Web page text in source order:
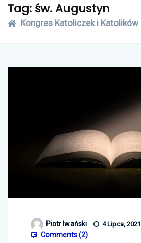
Tag: św. Augustyn
Kongres Katoliczek i Katolików
Piotr Iwański 4 Lipca, 2021
Comments (2)